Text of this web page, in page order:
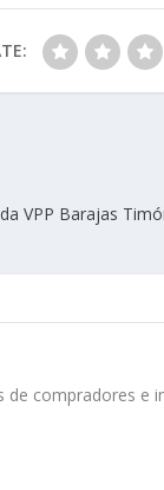
VPP Barajas
compradores e